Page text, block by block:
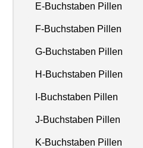
E-Buchstaben Pillen
F-Buchstaben Pillen
G-Buchstaben Pillen
H-Buchstaben Pillen
I-Buchstaben Pillen
J-Buchstaben Pillen
K-Buchstaben Pillen